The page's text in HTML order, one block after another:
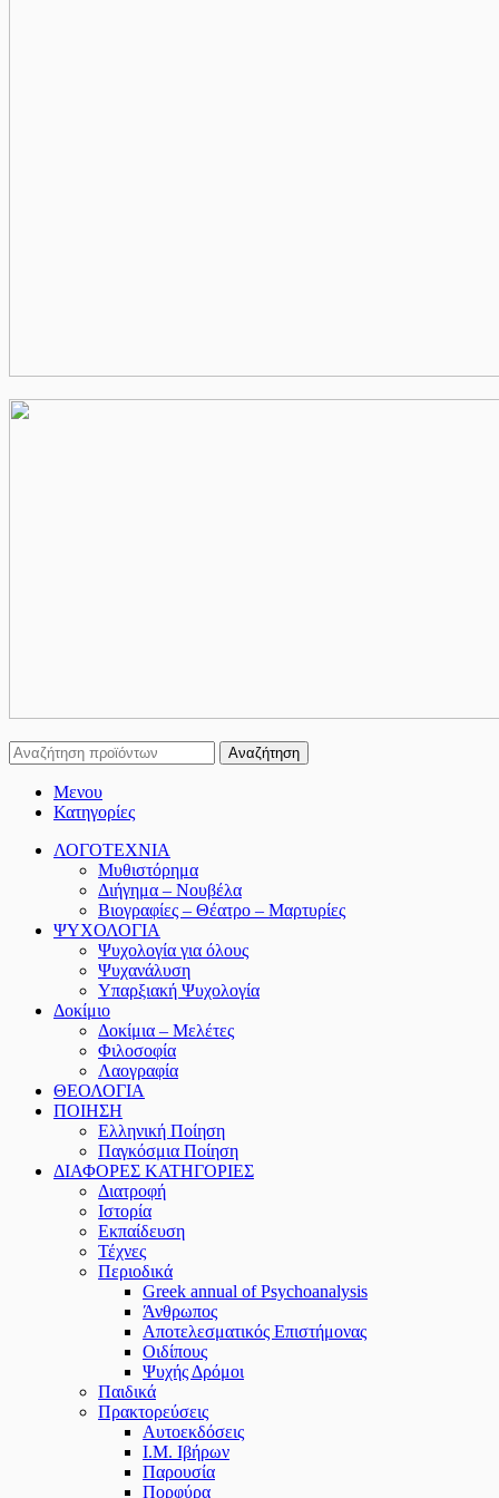
Αναζήτηση
Μενου
Κατηγορίες
ΛΟΓΟΤΕΧΝΙΑ
Μυθιστόρημα
Διήγημα – Νουβέλα
Βιογραφίες – Θέατρο – Μαρτυρίες
ΨΥΧΟΛΟΓΙΑ
Ψυχολογία για όλους
Ψυχανάλυση
Υπαρξιακή Ψυχολογία
Δοκίμιο
Δοκίμια – Μελέτες
Φιλοσοφία
Λαογραφία
ΘΕΟΛΟΓΙΑ
ΠΟΙΗΣΗ
Ελληνική Ποίηση
Παγκόσμια Ποίηση
ΔΙΑΦΟΡΕΣ ΚΑΤΗΓΟΡΙΕΣ
Διατροφή
Ιστορία
Εκπαίδευση
Τέχνες
Περιοδικά
Greek annual of Psychoanalysis
Άνθρωπος
Αποτελεσματικός Επιστήμονας
Οιδίπους
Ψυχής Δρόμοι
Παιδικά
Πρακτoρεύσεις
Αυτοεκδόσεις
Ι.Μ. Ιβήρων
Παρουσία
Πορφύρα